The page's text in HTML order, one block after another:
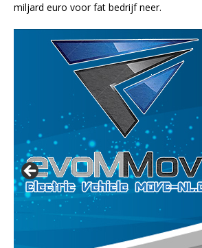
miljard euro voor fat bedrijf neer.